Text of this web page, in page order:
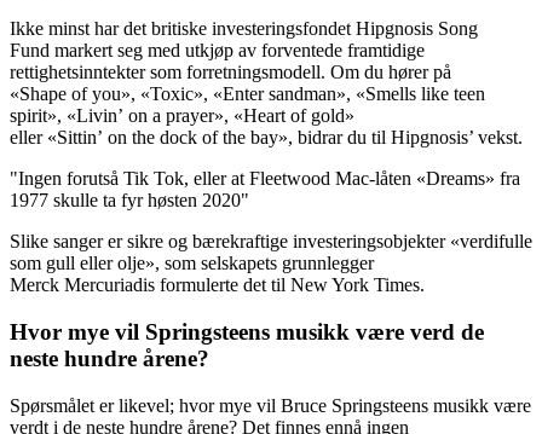
Ikke minst har det britiske investeringsfondet Hipgnosis Song
Fund markert seg med utkjøp av forventede framtidige
rettighetsinntekter som forretningsmodell. Om du hører på
«Shape of you», «Toxic», «Enter sandman», «Smells like teen
spirit», «Livin’ on a prayer», «Heart of gold»
eller «Sittin’ on the dock of the bay», bidrar du til Hipgnosis’ vekst.
"Ingen forutså Tik Tok, eller at Fleetwood Mac-låten «Dreams» fra
1977 skulle ta fyr høsten 2020"
Slike sanger er sikre og bærekraftige investeringsobjekter «verdifulle
som gull eller olje», som selskapets grunnlegger
Merck Mercuriadis formulerte det til New York Times.
Hvor mye vil Springsteens musikk være verd de
neste hundre årene?
Spørsmålet er likevel; hvor mye vil Bruce Springsteens musikk være
verdt i de neste hundre årene? Det finnes ennå ingen